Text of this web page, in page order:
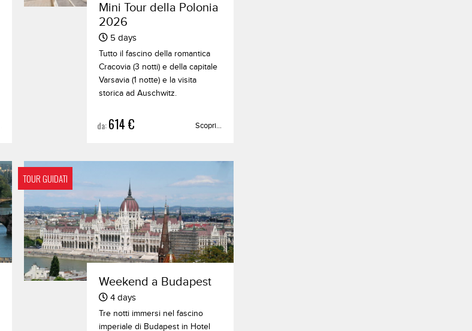
Mini Tour della Polonia
2026
5 days
Tutto il fascino della romantica
Cracovia (3 notti) e della capitale
Varsavia (1 notte) e la visita
storica ad Auschwitz.
Scopri...
da:614 €
TOUR GUIDATI
Weekend a Budapest
4 days
Tre notti immersi nel fascino
imperiale di Budapest in Hotel